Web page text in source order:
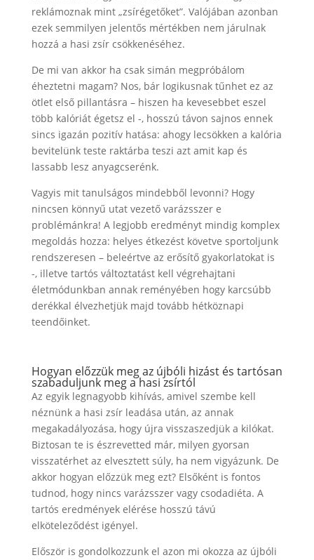
reklámoznak mint „zsírégetőket”. Valójában azonban
ezek semmilyen jelentős mértékben nem járulnak
hozzá a hasi zsír csökkenéséhez.
De mi van akkor ha csak simán megpróbálom
éheztetni magam? Nos, bár logikusnak tűnhet ez az
ötlet első pillantásra – hiszen ha kevesebbet eszel
több kalóriát égetsz el -, hosszú távon sajnos ennek
sincs igazán pozitív hatása: ahogy lecsökken a kalória
bevitelünk teste raktárba teszi azt amit kap és
lassabb lesz anyagcserénk.
Vagyis mit tanulságos mindebből levonni? Hogy
nincsen könnyű utat vezető varázsszer e
problémánkra! A legjobb eredményt mindig komplex
megoldás hozza: helyes étkezést követve sportoljunk
rendszeresen – beleértve az erősítő gyakorlatokat is
-, illetve tartós változtatást kell végrehajtani
életmódunkban annak reményében hogy karcsúbb
derékkal élvezhetjük majd tovább hétköznapi
teendőinket.
Hogyan előzzük meg az újbóli hizást és tartósan
szabaduljunk meg a hasi zsírtól
Az egyik legnagyobb kihívás, amivel szembe kell
néznünk a hasi zsír leadása után, az annak
megakadályozása, hogy újra visszaszedjük a kilókat.
Biztosan te is észrevetted már, milyen gyorsan
visszatérhet az elvesztett súly, ha nem vigyázunk. De
akkor hogyan előzzük meg ezt? Elsőként is fontos
tudnod, hogy nincs varázsszer vagy csodadiéta. A
tartós eredmények elérése hosszú távú
elköteleződést igényel.
Először is gondolkozzunk el azon mi okozza az újbóli